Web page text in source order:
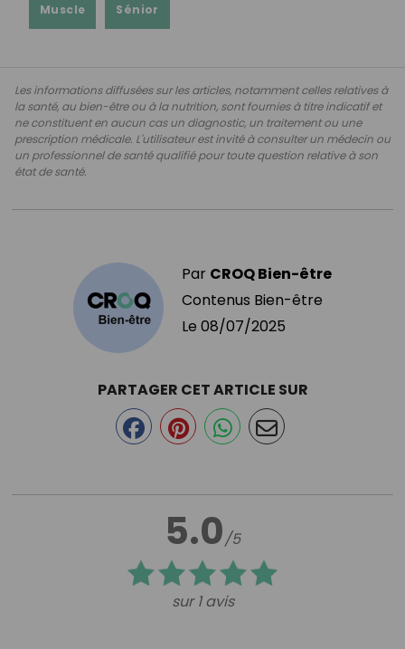
Muscle Sénior
Les informations diffusées sur les articles, notamment celles relatives à
la santé, au bien-être ou à la nutrition, sont fournies à titre indicatif et
ne constituent en aucun cas un diagnostic, un traitement ou une
prescription médicale. L'utilisateur est invité à consulter un médecin ou
un professionnel de santé qualifié pour toute question relative à son
état de santé.
Par CROQ Bien-être
Contenus Bien-être
Le 08/07/2025
5.0/5
sur 1 avis
PARTAGER CET ARTICLE SUR